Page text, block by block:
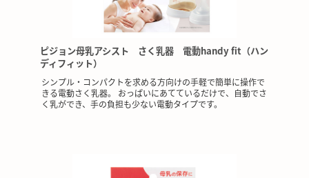
ピジョン母乳アシスト さく乳器 電動handy fit（ハン
ディフィット）
シンプル・コンパクトを求める方向けの手軽で簡単に操作で
きる電動さく乳器。 おっぱいにあてているだけで、自動でさ
く乳ができ、手の負担も少ない電動タイプです。